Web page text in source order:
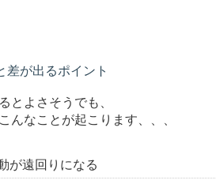
差が出るポイント
とよさそうでも、
んなことが起こります、、、
が遠回りになる